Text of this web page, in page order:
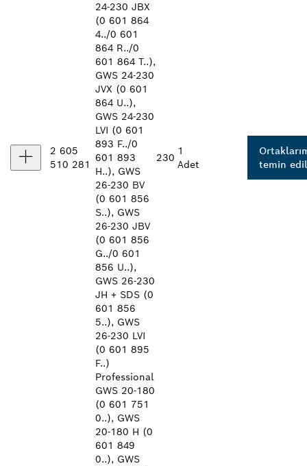
2 605
510 281
24-230 JBX
(0 601 864
4../0 601
864 R../0
601 864 T..),
GWS 24-230
JVX (0 601
864 U..),
GWS 24-230
LVI (0 601
893 F../0
601 893
H..), GWS
26-230 BV
(0 601 856
S..), GWS
26-230 JBV
(0 601 856
G../0 601
856 U..),
GWS 26-230
JH + SDS (0
601 856
5..), GWS
26-230 LVI
(0 601 895
F..)
Professional
230
1
Adet
temin
GWS 20-180
(0 601 751
0..), GWS
20-180 H (0
601 849
0..), GWS